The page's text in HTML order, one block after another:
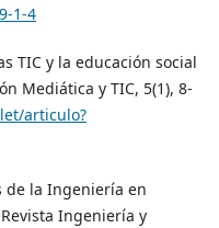
1-4
TIC y la educación social
Mediática y TIC, 5(1), 8-
articulo?
de la Ingeniería en
Ingeniería y